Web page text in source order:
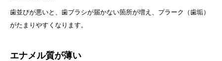
歯並びが悪いと、歯ブラシが届かない箇所が増え、プラーク（歯垢）
がたまりやすくなります。
エナメル質が薄い